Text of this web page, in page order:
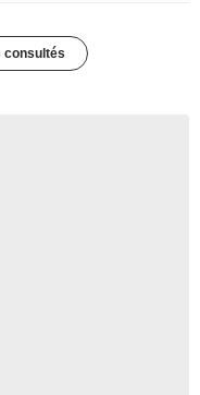
consultés